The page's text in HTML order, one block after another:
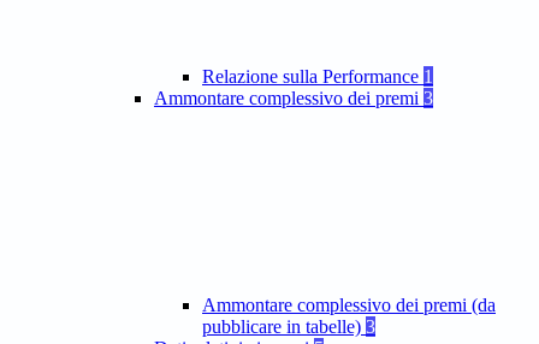
Relazione sulla Performance 1
Ammontare complessivo dei premi 3
Ammontare complessivo dei premi (da
pubblicare in tabelle) 3